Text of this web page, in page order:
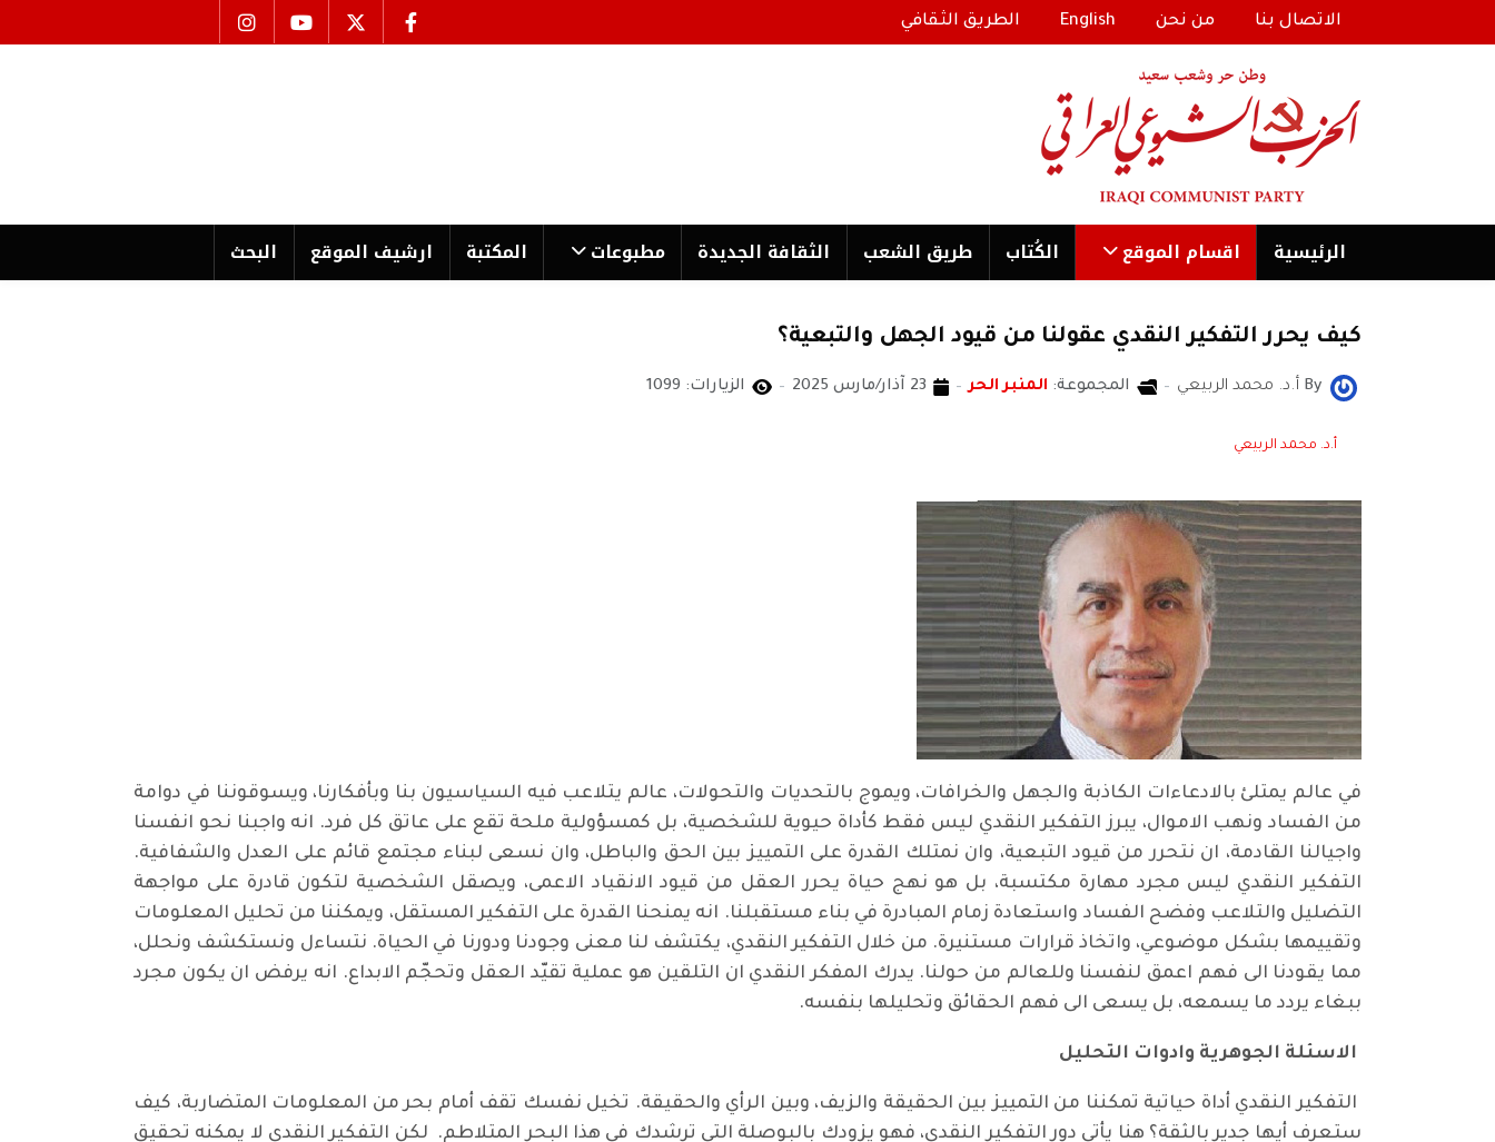
الاتصال بنا من نحن English الطريق الثقافي
الرئیسية اقسام الموقع الكُتاب طریق الشعب الثقافة الجدیدة مطبوعات المكتبة ارشیف الموقع البحث
كيف يحرر التفكير النقدي عقولنا من قيود الجهل والتبعية؟
By أ.د. محمد الربيعي المجموعة: المنبر الحر 23 آذار/مارس 2025 الزيارات: 1099
أ.د. محمد الربيعي
في عالم يمتلئ بالادعاءات الكاذبة والجهل والخرافات، ويموج بالتحديات والتحولات، عالم يتلاعب فيه السياسيون بنا وبأفكارنا، ويسوقوننا في دوامة
من الفساد ونهب الاموال، يبرز التفكير النقدي ليس فقط كأداة حيوية للشخصية، بل كمسؤولية ملحة تقع على عاتق كل فرد. انه واجبنا نحو انفسنا
واجيالنا القادمة، ان نتحرر من قيود التبعية، وان نمتلك القدرة على التمييز بين الحق والباطل، وان نسعى لبناء مجتمع قائم على العدل والشفافية.
التفكير النقدي ليس مجرد مهارة مكتسبة، بل هو نهج حياة يحرر العقل من قيود الانقياد الاعمى، ويصقل الشخصية لتكون قادرة على مواجهة
التضليل والتلاعب وفضح الفساد واستعادة زمام المبادرة في بناء مستقبلنا. انه يمنحنا القدرة على التفكير المستقل، ويمكننا من تحليل المعلومات
وتقييمها بشكل موضوعي، واتخاذ قرارات مستنيرة. من خلال التفكير النقدي، يكتشف لنا معنى وجودنا ودورنا في الحياة. نتساءل ونستكشف ونحلل،
مما يقودنا الى فهم اعمق لنفسنا وللعالم من حولنا. يدرك المفكر النقدي ان التلقين هو عملية تقيّد العقل وتحجّم الابداع. انه يرفض ان يكون مجرد
ببغاء يردد ما يسمعه، بل يسعى الى فهم الحقائق وتحليلها بنفسه.
الاسئلة الجوهرية وادوات التحليل
التفكير النقدي أداة حياتية تمكننا من التمييز بين الحقيقة والزيف، وبين الرأي والحقيقة. تخيل نفسك تقف أمام بحر من المعلومات المتضاربة، كيف
ستعرف أيها جدير بالثقة؟ هنا يأتي دور التفكير النقدي، فهو يزودك بالبوصلة التي ترشدك في هذا البحر المتلاطم. لكن التفكير النقدي لا يمكنه تحقيق